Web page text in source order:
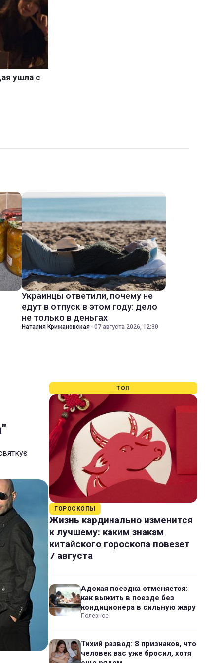
Украинцы ответили, почему не
едут в отпуск в этом году: дело
не только в деньгах
Наталия Крижановская · 07 августа 2026, 12:30
ТОП
ГОРОСКОПЫ
Жизнь кардинально изменится
к лучшему: каким знакам
китайского гороскопа повезет
7 августа
Адская поездка отменяется:
как выжить в поезде без
кондиционера в сильную жару
Полезное
Тихий развод: 8 признаков, что
человек вас уже бросил, хотя